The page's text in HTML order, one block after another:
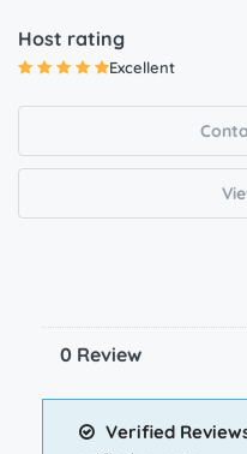
Host rating
Excellent
0 Review
Verified